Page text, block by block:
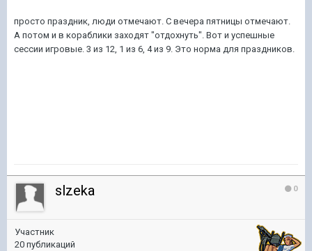
просто праздник, люди отмечают. С вечера пятницы отмечают.
А потом и в кораблики заходят "отдохнуть". Вот и успешные
сессии игровые. 3 из 12, 1 из 6, 4 из 9. Это норма для праздников.
0
slzeka
Участник
20 публикаций